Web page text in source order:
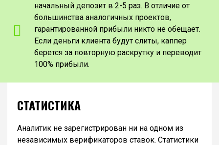
начальный депозит в 2-5 раз. В отличие от
большинства аналогичных проектов,
гарантированной прибыли никто не обещает.
Если деньги клиента будут слиты, каппер
берется за повторную раскрутку и переводит
100% прибыли.
СТАТИСТИКА
Аналитик не зарегистрирован ни на одном из
независимых верификаторов ставок. Статистики